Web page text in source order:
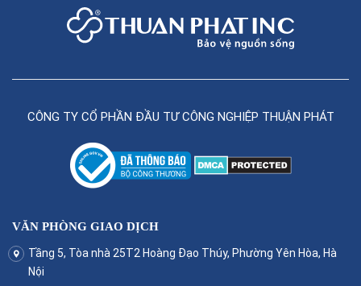
CÔNG TY CỔ PHẦN ĐẦU TƯ CÔNG NGHIỆP THUẬN PHÁT
VĂN PHÒNG GIAO DỊCH
Tầng 5, Tòa nhà 25T2 Hoàng Đạo Thúy, Phường Yên Hòa, Hà
Nội